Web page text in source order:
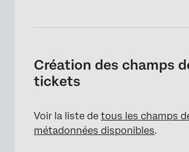
Création des champs
tickets
Voir la liste de tous les champs
métadonnées disponibles.